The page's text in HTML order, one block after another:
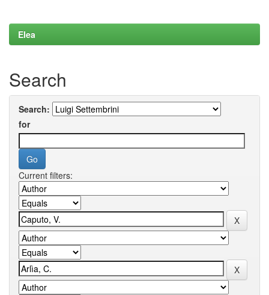
Elea
Search
Search:
for
Current filters: